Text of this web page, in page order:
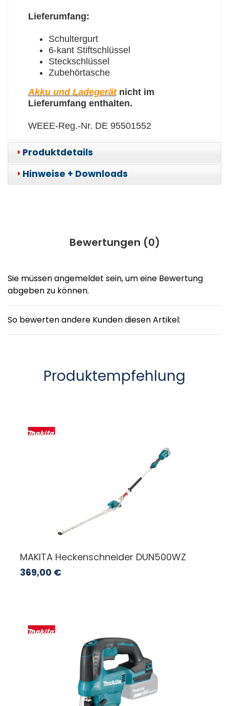
Lieferumfang:
Schultergurt
6-kant Stiftschlüssel
Steckschlüssel
Zubehörtasche
Akku und Ladegerätnicht im
Lieferumfang enthalten.
WEEE-Reg.-Nr. DE 95501552
Produktdetails
Hinweise + Downloads
Bewertungen (0)
Sie müssen angemeldet sein, um eine Bewertung
abgeben zu können.
So bewerten andere Kunden diesen Artikel:
Produktempfehlung
MAKITA Heckenschneider DUN500WZ
369,00 €